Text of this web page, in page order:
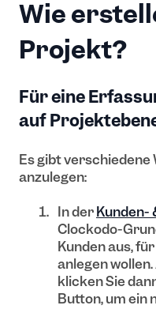
Wie
Projekt?
Für eine
auf
Es gibt verschiedene
anzulegen:
In derKunden-
Clockodo-
Kunden aus,
anlegen
klicken Sie
Button, um ein